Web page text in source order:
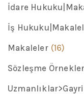
İdare
İş
Makaleler (16)
Sözleşme